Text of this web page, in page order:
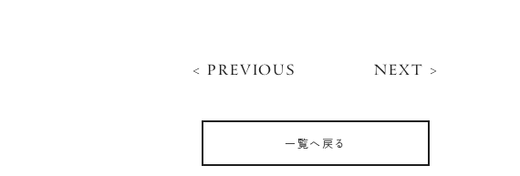
< PREVIOUS NEXT >
一覧へ戻る